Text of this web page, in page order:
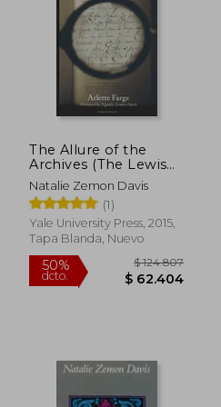
The Allure of the
Archives (The Lewis
Walpole Series in
Eighteenth-Centurth-
Centurth Culture &
History) by Arlette
Farge (2015-04-07)
Natalie Zemon Davis
(1)
Yale University Press, 2015,
Tapa Blanda, Nuevo